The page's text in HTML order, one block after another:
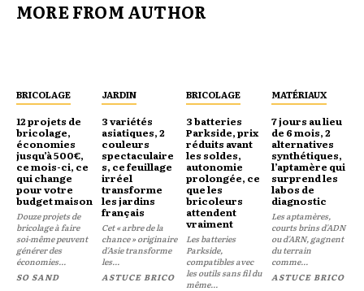
MORE FROM AUTHOR
BRICOLAGE
12 projets de
bricolage,
économies
jusqu’à 500€,
ce mois-ci, ce
qui change
pour votre
budget maison
Douze projets de
bricolage à faire
soi-même peuvent
générer des
économies...
SO SAND
JARDIN
3 variétés
asiatiques, 2
couleurs
spectaculaire
s, ce feuillage
irréel
transforme
les jardins
français
Cet « arbre de la
chance » originaire
d'Asie transforme
les...
ASTUCE BRICO
BRICOLAGE
3 batteries
Parkside, prix
réduits avant
les soldes,
autonomie
prolongée, ce
que les
bricoleurs
attendent
vraiment
Les batteries
Parkside,
compatibles avec
les outils sans fil du
même...
MATÉRIAUX
7 jours au lieu
de 6 mois, 2
alternatives
synthétiques,
l’aptamère qui
surprend les
labos de
diagnostic
Les aptamères,
courts brins d'ADN
ou d'ARN, gagnent
du terrain
comme...
ASTUCE BRICO